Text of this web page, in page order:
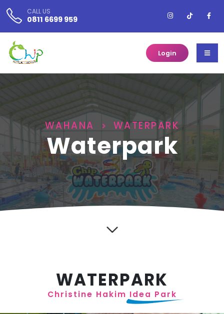
CALL US
0811 6699 959
Login
WAHANA WATERPARK
Waterpark
WATERPARK
Christine Hakim Idea Park